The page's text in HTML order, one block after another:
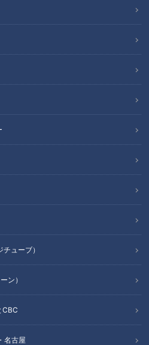
ューブ）
ン）
CBC
名古屋
！
との遭遇』は CBCテレビ 毎週
tver.jp/series/sr4jyby1u3
locipo.jp/playlist/70415aa2-
mitachan_y
Yakamashiwa
の画像を見る
のおすすめ